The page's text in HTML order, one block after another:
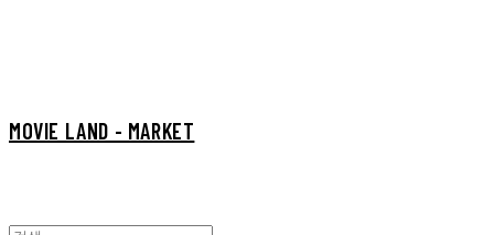
MOVIE LAND - MARKET